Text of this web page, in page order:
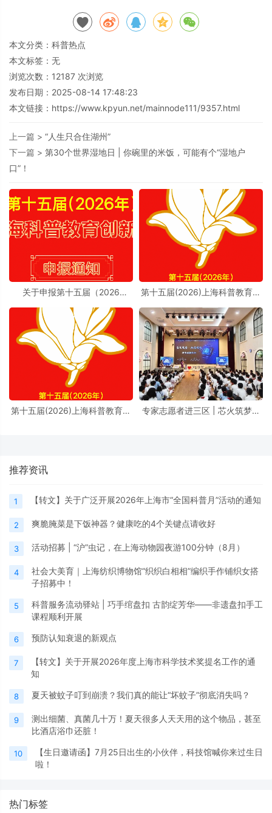
本文分类： 科普热点
本文标签：无
浏览次数： 12187 次浏览
发布日期：2025-08-14 17:48:23
本文链接： https://www.kpyun.net/mainnode111/9357.html
上一篇 > “人生只合住湖州”
下一篇 > 第30个世界湿地日 | 你碗里的米饭，可能有个“湿地户
口”！
关于申报第十五届（2026
知
第十五届(2026)上海科普教育创
第十五届(2026)上海科普教育创
专家志愿者进三区 | 芯火筑梦进
推荐资讯
1 【转文】关于广泛开展2026年上海市“全国科普月”活动的通知
2 爽脆腌菜是下饭神器？健康吃的4个关键点请收好
3 活动招募 | “沪”虫记，在上海动物园夜游100分钟（8月）
4
社会大美育｜上海纺织博物馆“织织白相相”编织手作铺织女搭
子招募中！
5
科普服务流动驿站 | 巧手绾盘扣 古韵绽芳华——非遗盘扣手工
课程顺利开展
6 预防认知衰退的新观点
7
【转文】关于开展2026年度上海市科学技术奖提名工作的通
知
8 夏天被蚊子叮到崩溃？我们真的能让“坏蚊子”彻底消失吗？
9
测出细菌、真菌几十万！夏天很多人天天用的这个物品，甚至
比酒店浴巾还脏！
10
【生日邀请函】7月25日出生的小伙伴，科技馆喊你来过生日
啦！
热门标签